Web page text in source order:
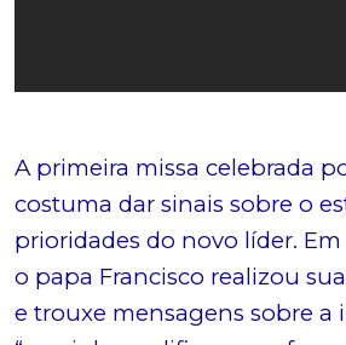
A primeira missa celebrada
costuma dar sinais sobre o
prioridades do novo líder. Em
o papa Francisco realizou
e trouxe mensagens sobre a